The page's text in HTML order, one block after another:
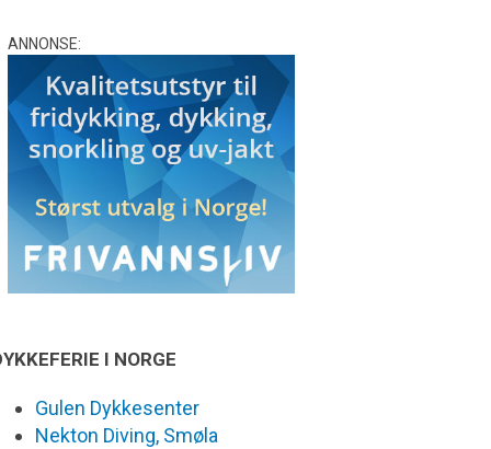
ANNONSE:
I NORGE
Gulen Dykkesenter
Nekton Diving, Smøla